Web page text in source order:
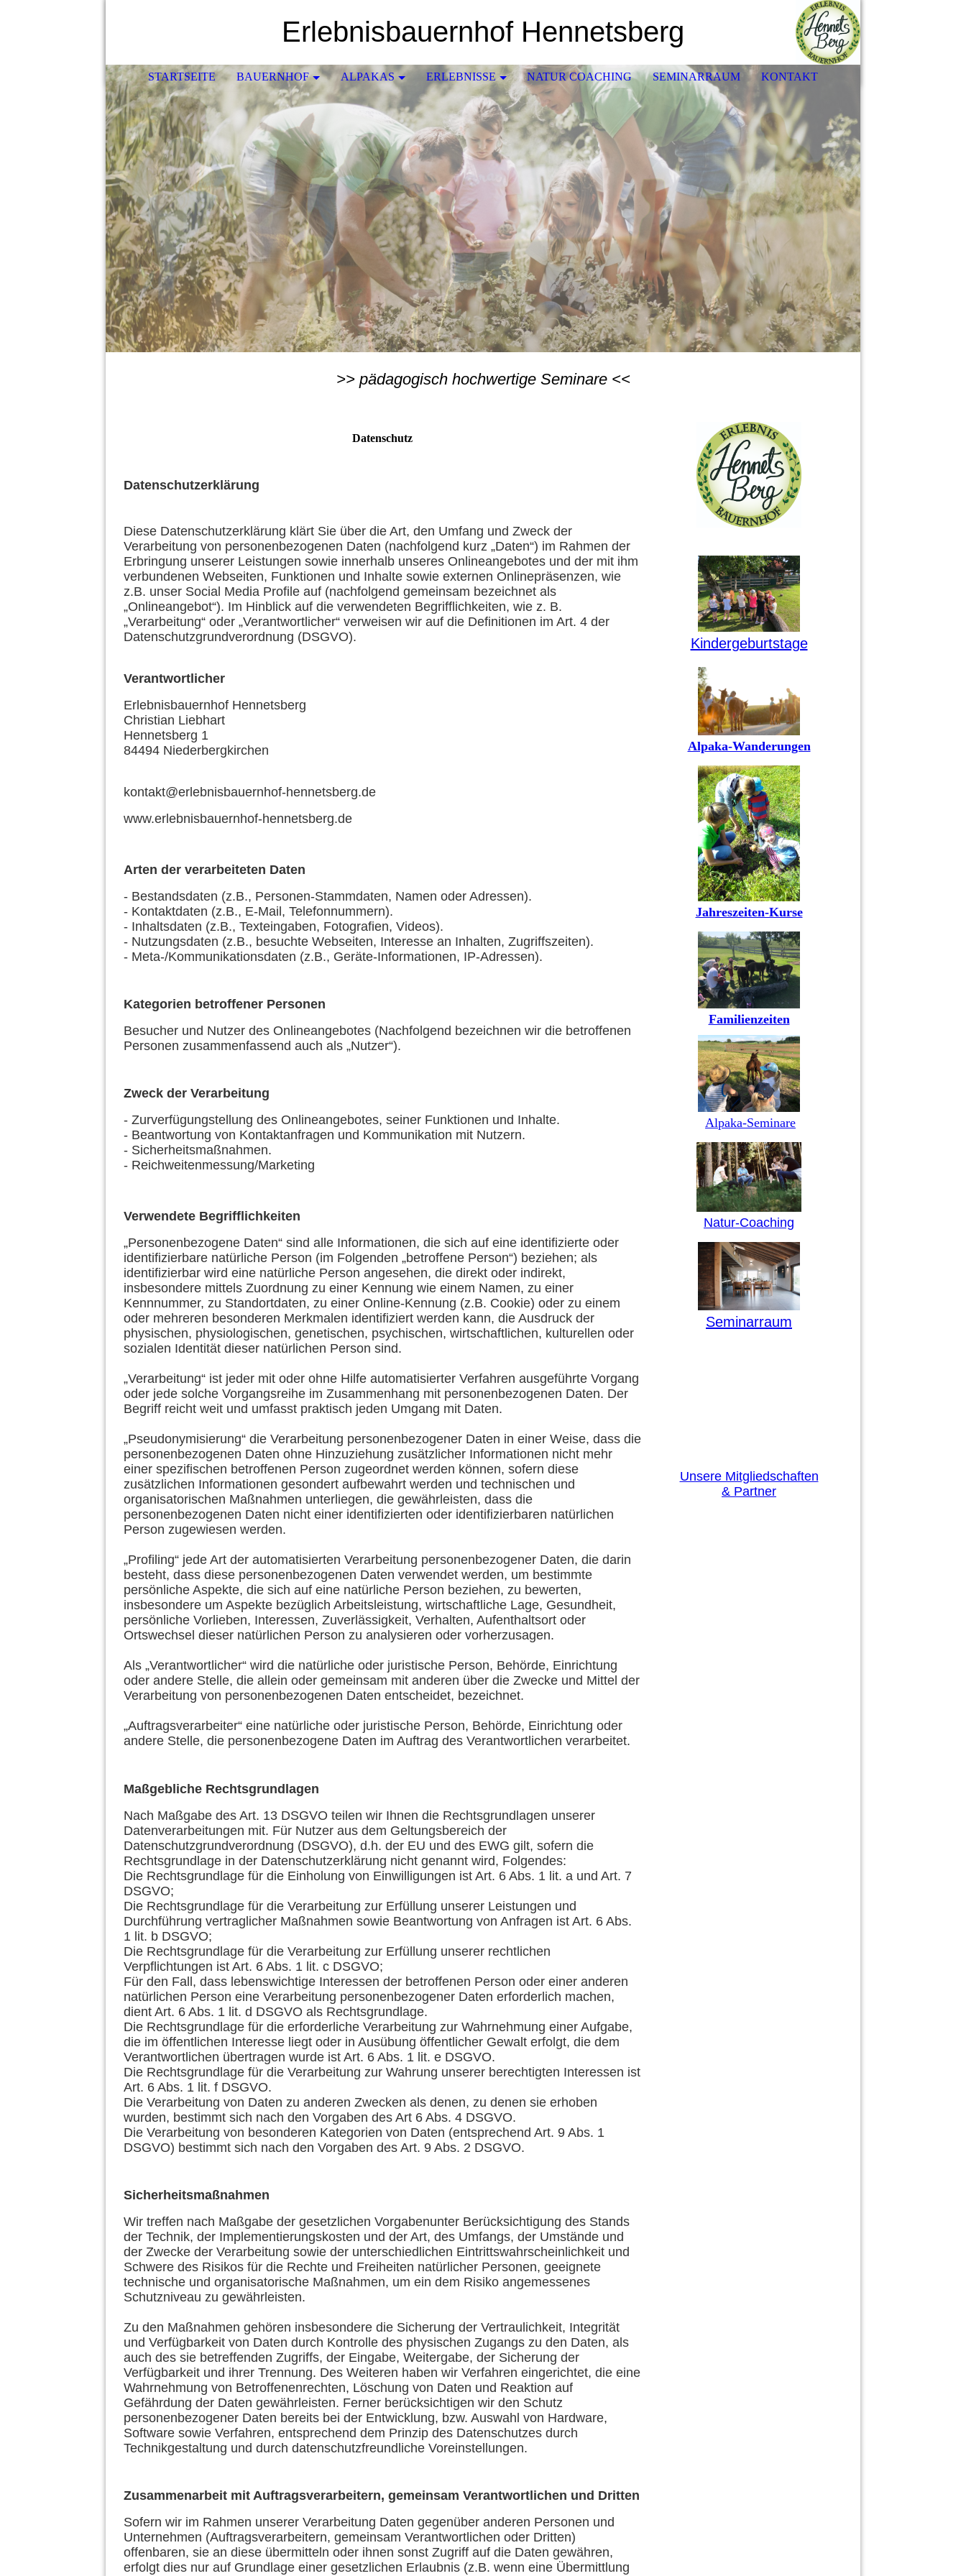
Erlebnisbauernhof Hennetsberg
STARTSEITE BAUERNHOF ALPAKAS ERLEBNISSE NATUR COACHING SEMINARRAUM KONTAKT
>> pädagogisch hochwertige Seminare <<
Datenschutz
Datenschutzerklärung
Diese Datenschutzerklärung klärt Sie über die Art, den Umfang und Zweck der
Verarbeitung von personenbezogenen Daten (nachfolgend kurz „Daten“) im Rahmen der
Erbringung unserer Leistungen sowie innerhalb unseres Onlineangebotes und der mit ihm
verbundenen Webseiten, Funktionen und Inhalte sowie externen Onlinepräsenzen, wie
z.B. unser Social Media Profile auf (nachfolgend gemeinsam bezeichnet als
„Onlineangebot“). Im Hinblick auf die verwendeten Begrifflichkeiten, wie z. B.
„Verarbeitung“ oder „Verantwortlicher“ verweisen wir auf die Definitionen im Art. 4 der
Datenschutzgrundverordnung (DSGVO).
Verantwortlicher
Erlebnisbauernhof Hennetsberg
Christian Liebhart
Hennetsberg 1
84494 Niederbergkirchen
kontakt@erlebnisbauernhof-hennetsberg.de
www.erlebnisbauernhof-hennetsberg.de
Arten der verarbeiteten Daten
- Bestandsdaten (z.B., Personen-Stammdaten, Namen oder Adressen).
- Kontaktdaten (z.B., E-Mail, Telefonnummern).
- Inhaltsdaten (z.B., Texteingaben, Fotografien, Videos).
- Nutzungsdaten (z.B., besuchte Webseiten, Interesse an Inhalten, Zugriffszeiten).
- Meta-/Kommunikationsdaten (z.B., Geräte-Informationen, IP-Adressen).
Kategorien betroffener Personen
Besucher und Nutzer des Onlineangebotes (Nachfolgend bezeichnen wir die betroffenen
Personen zusammenfassend auch als „Nutzer“).
Zweck der Verarbeitung
- Zurverfügungstellung des Onlineangebotes, seiner Funktionen und Inhalte.
- Beantwortung von Kontaktanfragen und Kommunikation mit Nutzern.
- Sicherheitsmaßnahmen.
- Reichweitenmessung/Marketing
Verwendete Begrifflichkeiten
„Personenbezogene Daten“ sind alle Informationen, die sich auf eine identifizierte oder
identifizierbare natürliche Person (im Folgenden „betroffene Person“) beziehen; als
identifizierbar wird eine natürliche Person angesehen, die direkt oder indirekt,
insbesondere mittels Zuordnung zu einer Kennung wie einem Namen, zu einer
Kennnummer, zu Standortdaten, zu einer Online-Kennung (z.B. Cookie) oder zu einem
oder mehreren besonderen Merkmalen identifiziert werden kann, die Ausdruck der
physischen, physiologischen, genetischen, psychischen, wirtschaftlichen, kulturellen oder
sozialen Identität dieser natürlichen Person sind.
„Verarbeitung“ ist jeder mit oder ohne Hilfe automatisierter Verfahren ausgeführte Vorgang
oder jede solche Vorgangsreihe im Zusammenhang mit personenbezogenen Daten. Der
Begriff reicht weit und umfasst praktisch jeden Umgang mit Daten.
„Pseudonymisierung“ die Verarbeitung personenbezogener Daten in einer Weise, dass die
personenbezogenen Daten ohne Hinzuziehung zusätzlicher Informationen nicht mehr
einer spezifischen betroffenen Person zugeordnet werden können, sofern diese
zusätzlichen Informationen gesondert aufbewahrt werden und technischen und
organisatorischen Maßnahmen unterliegen, die gewährleisten, dass die
personenbezogenen Daten nicht einer identifizierten oder identifizierbaren natürlichen
Person zugewiesen werden.
„Profiling“ jede Art der automatisierten Verarbeitung personenbezogener Daten, die darin
besteht, dass diese personenbezogenen Daten verwendet werden, um bestimmte
persönliche Aspekte, die sich auf eine natürliche Person beziehen, zu bewerten,
insbesondere um Aspekte bezüglich Arbeitsleistung, wirtschaftliche Lage, Gesundheit,
persönliche Vorlieben, Interessen, Zuverlässigkeit, Verhalten, Aufenthaltsort oder
Ortswechsel dieser natürlichen Person zu analysieren oder vorherzusagen.
Als „Verantwortlicher“ wird die natürliche oder juristische Person, Behörde, Einrichtung
oder andere Stelle, die allein oder gemeinsam mit anderen über die Zwecke und Mittel der
Verarbeitung von personenbezogenen Daten entscheidet, bezeichnet.
„Auftragsverarbeiter“ eine natürliche oder juristische Person, Behörde, Einrichtung oder
andere Stelle, die personenbezogene Daten im Auftrag des Verantwortlichen verarbeitet.
Maßgebliche Rechtsgrundlagen
Nach Maßgabe des Art. 13 DSGVO teilen wir Ihnen die Rechtsgrundlagen unserer
Datenverarbeitungen mit. Für Nutzer aus dem Geltungsbereich der
Datenschutzgrundverordnung (DSGVO), d.h. der EU und des EWG gilt, sofern die
Rechtsgrundlage in der Datenschutzerklärung nicht genannt wird, Folgendes:
Die Rechtsgrundlage für die Einholung von Einwilligungen ist Art. 6 Abs. 1 lit. a und Art. 7
DSGVO;
Die Rechtsgrundlage für die Verarbeitung zur Erfüllung unserer Leistungen und
Durchführung vertraglicher Maßnahmen sowie Beantwortung von Anfragen ist Art. 6 Abs.
1 lit. b DSGVO;
Die Rechtsgrundlage für die Verarbeitung zur Erfüllung unserer rechtlichen
Verpflichtungen ist Art. 6 Abs. 1 lit. c DSGVO;
Für den Fall, dass lebenswichtige Interessen der betroffenen Person oder einer anderen
natürlichen Person eine Verarbeitung personenbezogener Daten erforderlich machen,
dient Art. 6 Abs. 1 lit. d DSGVO als Rechtsgrundlage.
Die Rechtsgrundlage für die erforderliche Verarbeitung zur Wahrnehmung einer Aufgabe,
die im öffentlichen Interesse liegt oder in Ausübung öffentlicher Gewalt erfolgt, die dem
Verantwortlichen übertragen wurde ist Art. 6 Abs. 1 lit. e DSGVO.
Die Rechtsgrundlage für die Verarbeitung zur Wahrung unserer berechtigten Interessen ist
Art. 6 Abs. 1 lit. f DSGVO.
Die Verarbeitung von Daten zu anderen Zwecken als denen, zu denen sie erhoben
wurden, bestimmt sich nach den Vorgaben des Art 6 Abs. 4 DSGVO.
Die Verarbeitung von besonderen Kategorien von Daten (entsprechend Art. 9 Abs. 1
DSGVO) bestimmt sich nach den Vorgaben des Art. 9 Abs. 2 DSGVO.
Sicherheitsmaßnahmen
Wir treffen nach Maßgabe der gesetzlichen Vorgabenunter Berücksichtigung des Stands
der Technik, der Implementierungskosten und der Art, des Umfangs, der Umstände und
der Zwecke der Verarbeitung sowie der unterschiedlichen Eintrittswahrscheinlichkeit und
Schwere des Risikos für die Rechte und Freiheiten natürlicher Personen, geeignete
technische und organisatorische Maßnahmen, um ein dem Risiko angemessenes
Schutzniveau zu gewährleisten.
Zu den Maßnahmen gehören insbesondere die Sicherung der Vertraulichkeit, Integrität
und Verfügbarkeit von Daten durch Kontrolle des physischen Zugangs zu den Daten, als
auch des sie betreffenden Zugriffs, der Eingabe, Weitergabe, der Sicherung der
Verfügbarkeit und ihrer Trennung. Des Weiteren haben wir Verfahren eingerichtet, die eine
Wahrnehmung von Betroffenenrechten, Löschung von Daten und Reaktion auf
Gefährdung der Daten gewährleisten. Ferner berücksichtigen wir den Schutz
personenbezogener Daten bereits bei der Entwicklung, bzw. Auswahl von Hardware,
Software sowie Verfahren, entsprechend dem Prinzip des Datenschutzes durch
Technikgestaltung und durch datenschutzfreundliche Voreinstellungen.
Zusammenarbeit mit Auftragsverarbeitern, gemeinsam Verantwortlichen und Dritten
Sofern wir im Rahmen unserer Verarbeitung Daten gegenüber anderen Personen und
Unternehmen (Auftragsverarbeitern, gemeinsam Verantwortlichen oder Dritten)
offenbaren, sie an diese übermitteln oder ihnen sonst Zugriff auf die Daten gewähren,
erfolgt dies nur auf Grundlage einer gesetzlichen Erlaubnis (z.B. wenn eine Übermittlung
Kindergeburtstage
Alpaka-Wanderungen
Jahreszeiten-Kurse
Familienzeiten
Alpaka-Seminare
Natur-Coaching
Seminarraum
Unsere Mitgliedschaften
& Partner